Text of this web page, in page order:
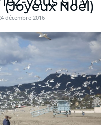
Noël)
décembre 2016